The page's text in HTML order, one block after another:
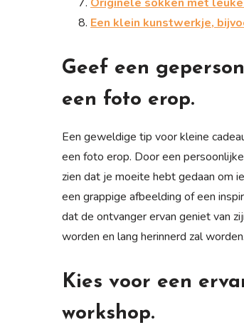
Een klein kunstwerkje,
Geef een
een foto erop.
Een geweldige tip voor kleine
een foto erop. Door een
zien dat je moeite hebt gedaan om
een grappige afbeelding of een
dat de ontvanger ervan geniet van
worden en lang herinnerd zal worden.
Kies voor een
workshop.